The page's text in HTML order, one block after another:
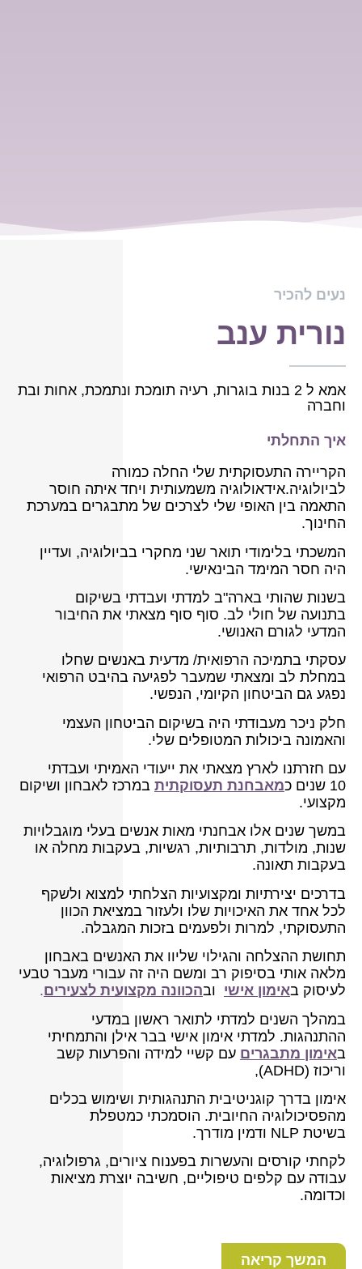
נעים להכיר
נורית ענב
אמא ל 2 בנות בוגרות, רעיה תומכת ונתמכת, אחות ובת
וחברה
איך התחלתי
הקריירה התעסוקתית שלי החלה כמורה
לביולוגיה.אידאולוגיה משמעותית ויחד איתה חוסר
התאמה בין האופי שלי לצרכים של מתבגרים במערכת
החינוך.
המשכתי בלימודי תואר שני מחקרי בביולוגיה, ועדיין
היה חסר המימד הבינאישי.
בשנות שהותי בארה"ב למדתי ועבדתי בשיקום
בתנועה של חולי לב. סוף סוף מצאתי את החיבור
המדעי לגורם האנושי.
עסקתי בתמיכה הרפואית/ מדעית באנשים שחלו
במחלת לב ומצאתי שמעבר לפגיעה בהיבט הרפואי
נפגע גם הביטחון הקיומי, הנפשי.
חלק ניכר מעבודתי היה בשיקום הביטחון העצמי
והאמונה ביכולות המטופלים שלי.
עם חזרתנו לארץ מצאתי את ייעודי האמיתי ועבדתי
10 שנים כ
מאבחנת תעסוקתית במרכז לאבחון ושיקום
מקצועי.
במשך שנים אלו אבחנתי מאות אנשים בעלי מוגבלויות
שנות, מולדות, תרבותיות, רגשיות, בעקבות מחלה או
בעקבות תאונה.
בדרכים יצירתיות ומקצועיות הצלחתי למצוא ולשקף
לכל אחד את האיכויות שלו ולעזור במציאת הכוון
התעסוקתי, למרות ולפעמים בזכות המגבלה.
תחושת ההצלחה והגילוי שליוו את האנשים באבחון
מלאה אותי בסיפוק רב ומשם היה זה עבורי מעבר טבעי
לעיסוק באימון אישי ובהכוונה מקצועית לצעירים.
במהלך השנים למדתי לתואר ראשון במדעי
ההתנהגות. למדתי אימון אישי בבר אילן והתמחיתי
באימון מתבגרים עם קשיי למידה והפרעות קשב
וריכוז (ADHD),
אימון בדרך קוגניטיבית התנהגותית ושימוש בכלים
מהפסיכולוגיה החיובית. הוסמכתי כמטפלת
בשיטת NLP ודמין מודרך.
לקחתי קורסים והעשרות בפענוח ציורים, גרפולוגיה,
עבודה עם קלפים טיפוליים, חשיבה יוצרת מציאות
וכדומה.
המשך קריאה